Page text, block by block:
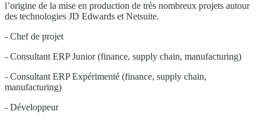
l’origine de la mise en production de très nombreux projets autour
des technologies JD Edwards et Netsuite.
- Chef de projet
- Consultant ERP Junior (finance, supply chain, manufacturing)
- Consultant ERP Expérimenté (finance, supply chain,
manufacturing)
- Développeur